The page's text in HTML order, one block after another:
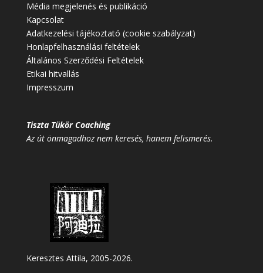
Média megjelenés és publikáció
Kapcsolat
Adatkezelési tájékoztató (cookie szabályzat)
Honlapfelhasználási feltételek
Általános Szerződési Feltételek
Etikai hitvallás
Impresszum
Tiszta Tükör Coaching
Az út önmagadhoz nem keresés, hanem felismerés.
Keresztes Attila, 2005-2026.